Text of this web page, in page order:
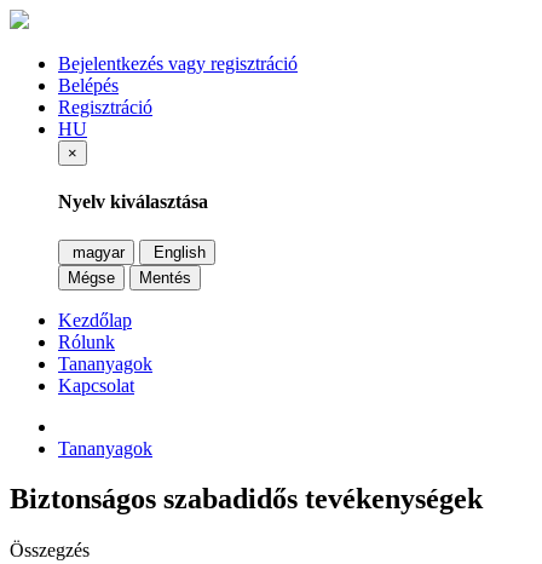
Bejelentkezés vagy regisztráció
Belépés
Regisztráció
HU
×
Nyelv kiválasztása
magyar
English
Mégse
Mentés
Kezdőlap
Rólunk
Tananyagok
Kapcsolat
Tananyagok
Biztonságos szabadidős tevékenységek
Összegzés